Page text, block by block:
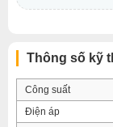
Thông số kỹ
Công suất
Điện áp